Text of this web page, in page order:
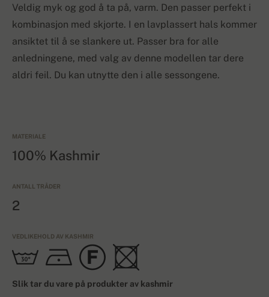
Veldig myk og god å ta på, varm. Den passer perfekt i
kombinasjon med skjorte. I en lavplassert hals kommer
ansiktet til å se slankere ut. Passer bra for alle
anledningene, med valg av denne modellen tar dere
aldri feil. Du kan utnytte den i alle sessongene.
MATERIALE
100% Kashmir
ANTALL TRÅDER
2
VEDLIKEHOLD AV KASHMIR
Slik tar du vare på produkter av kashmir